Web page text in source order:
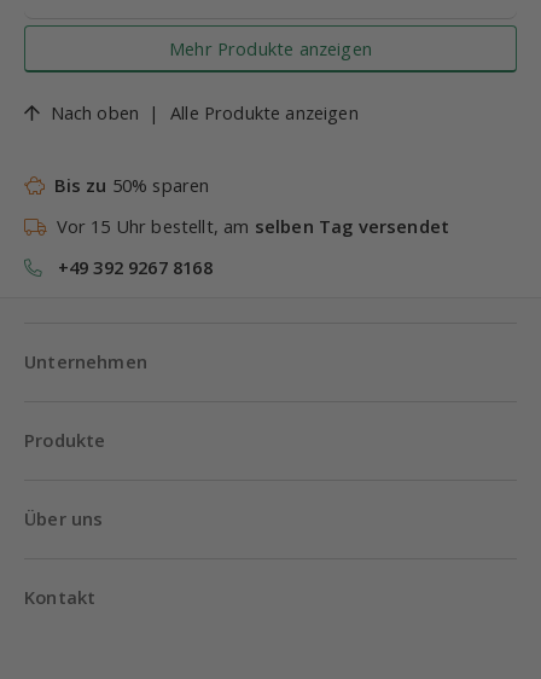
Mehr Produkte anzeigen
Nach oben | Alle Produkte anzeigen
Bis zu 50% sparen
Vor 15 Uhr bestellt, am selben Tag versendet
+49 392 9267 8168
Unternehmen
Produkte
Über uns
Kontakt